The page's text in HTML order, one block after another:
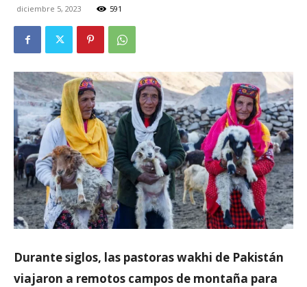
diciembre 5, 2023 591
Durante siglos, las pastoras wakhi de Pakistán
viajaron a remotos campos de montaña para